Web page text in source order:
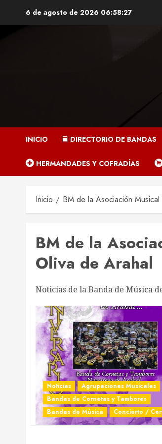
6 de agosto de 2026 06:58:28
INICIO DIRECTORIO DE BANDAS
HERMANDADES Y COFRADÍAS
Inicio BM de la Asociación
BM de la
Oliva de Arahal
Noticias de la Banda de Música
Noticias
Agrupaciones Musicales
Bandas de Cornetas y Tambores
Bandas de Música
Concierto /